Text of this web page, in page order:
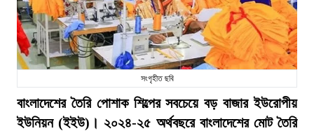
সংগৃহীত ছবি
বাংলাদেশের তৈরি পোশাক শিল্পের সবচেয়ে বড় বাজার ইউরোপীয়
ইউনিয়ন (ইইউ)। ২০২৪-২৫ অর্থবছরে বাংলাদেশের মোট তৈরি